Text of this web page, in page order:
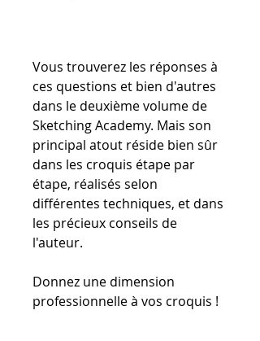
Vous trouverez les réponses à
ces questions et bien d'autres
dans le deuxième volume de
Sketching Academy. Mais son
principal atout réside bien sûr
dans les croquis étape par
étape, réalisés selon
différentes techniques, et dans
les précieux conseils de
l'auteur.
Donnez une dimension
professionnelle à vos croquis !